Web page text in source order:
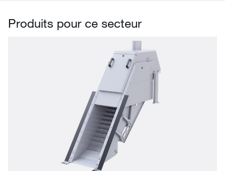
Produits pour ce secteur